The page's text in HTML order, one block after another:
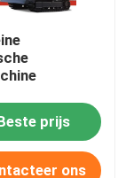
prijs
ons